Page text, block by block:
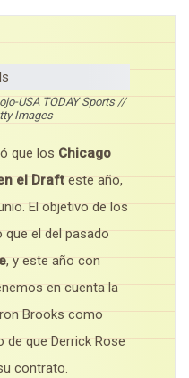
USA TODAY Sports //
Images
que los Chicago
el Draft este año,
El objetivo de los
que el del pasado
, y este año con
en cuenta la
Brooks como
de que Derrick Rose
contrato.